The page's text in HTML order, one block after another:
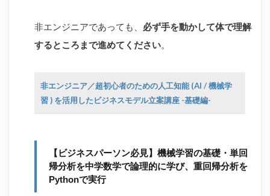
非エンジニアであっても、 必ず手を動かして体で理解
するところまで進めてください。
非エンジニア／超初心者のための人工知能 (AI / 機械学
習 ) を活用したビジネスモデル立案講座 -基礎編-
【ビジネスパーソン必見】機械学習の基礎・単回
帰分析を中学数学で論理的に学び、重回帰分析を
Pythonで実行